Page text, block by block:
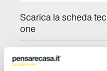
Scarica la scheda
one